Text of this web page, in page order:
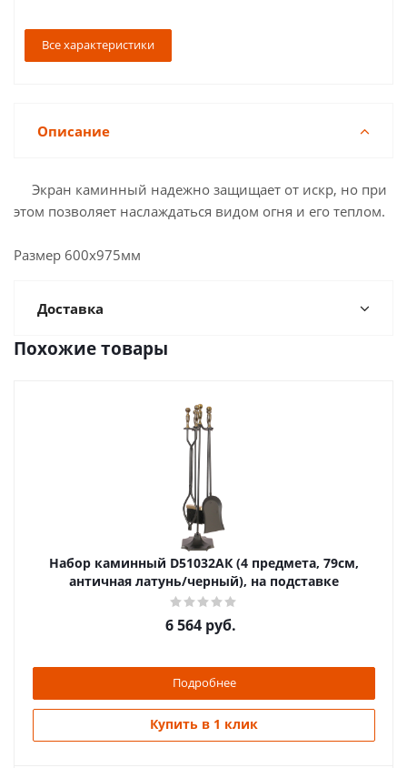
Все характеристики
Описание
Экран каминный надежно защищает от искр, но при
этом позволяет наслаждаться видом огня и его теплом.
Размер 600х975мм
Доставка
Похожие товары
Набор каминный D51032АК (4 предмета, 79см,
античная латунь/черный), на подставке
6 564 руб.
Подробнее
Купить в 1 клик